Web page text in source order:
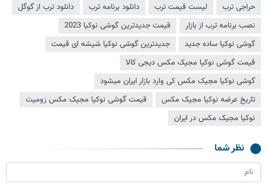
حراجی ترب
لیست قیمت ترب دانلود برنامه ترب
دانلود ترب از گوگل
نصب برنامه ترب از بازار
قیمت جدیدترین گوشی نوکیا 2023
گوشی نوکیا ساده جدید
جدیدترین گوشی نوکیا شیشه ای قیمت
قیمت گوشی نوکیا مجیک مکس دیجی کالا
گوشی نوکیا مجیک مکس کی وارد بازار ایران میشود
تاریخ عرضه نوکیا مجیک مکس
قیمت گوشی نوکیا مجیک مکس زومیت
نوکیا مجیک مکس در ایران
نظر شما